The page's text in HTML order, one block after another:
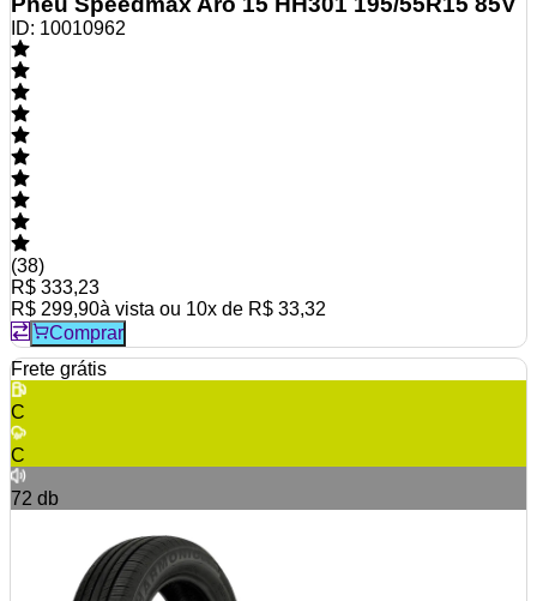
ID: 10010962
(38)
R$ 333,23
R$ 299,90à vista ou 10x de R$ 33,32
Comprar
Frete grátis
C
C
72 db